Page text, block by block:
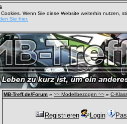
Wenn Sie diese Website weiterhin nutzen,
Sie hier.
MB-Treff.de/Forum » ~~ Modellbezogen ~~ » C-
Registrieren Login